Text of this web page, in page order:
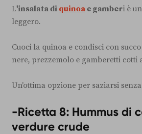
L'insalata di quinoa e gamberi è
leggero.
Cuoci la quinoa e condisci con
nere, prezzemolo e gamberetti cotti
Un'ottima opzione per saziarsi
-Ricetta 8: Hummus di
verdure crude